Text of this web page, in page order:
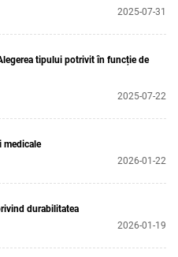
2025-07-31
tipului potrivit în funcție de
2025-07-22
medicale
2026-01-22
durabilitatea
2026-01-19